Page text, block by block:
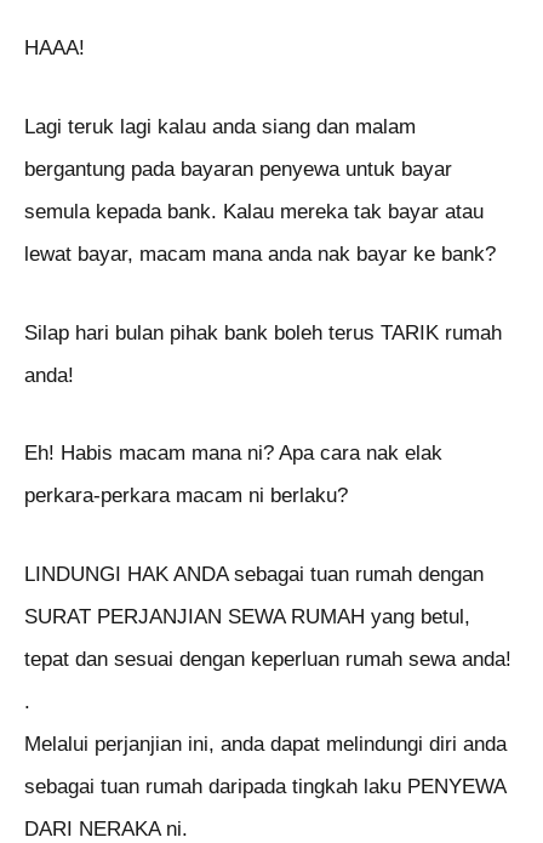
HAAA!
Lagi teruk lagi kalau anda siang dan malam
bergantung pada bayaran penyewa untuk bayar
semula kepada bank. Kalau mereka tak bayar atau
lewat bayar, macam mana anda nak bayar ke bank?
Silap hari bulan pihak bank boleh terus TARIK rumah
anda!
Eh! Habis macam mana ni? Apa cara nak elak
perkara-perkara macam ni berlaku?
LINDUNGI HAK ANDA sebagai tuan rumah dengan
SURAT PERJANJIAN SEWA RUMAH yang betul,
tepat dan sesuai dengan keperluan rumah sewa anda!
.
Melalui perjanjian ini, anda dapat melindungi diri anda
sebagai tuan rumah daripada tingkah laku PENYEWA
DARI NERAKA ni.